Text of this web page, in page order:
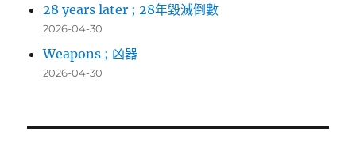
28 years later ; 28年毀滅倒數
2026-04-30
Weapons ; 凶器
2026-04-30